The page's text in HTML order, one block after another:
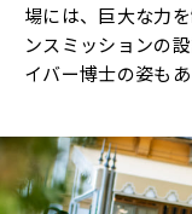
場には、巨大な力
ンスミッションの
イバー博士の姿もあ